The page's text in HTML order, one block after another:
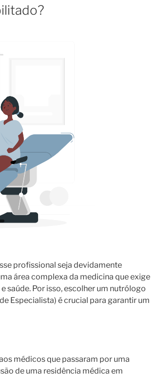
profissional seja devidamente
área complexa da medicina que exige
saúde. Por isso, escolher um nutrólogo
Especialista) é crucial para garantir um
médicos que passaram por uma
de uma residência médica em